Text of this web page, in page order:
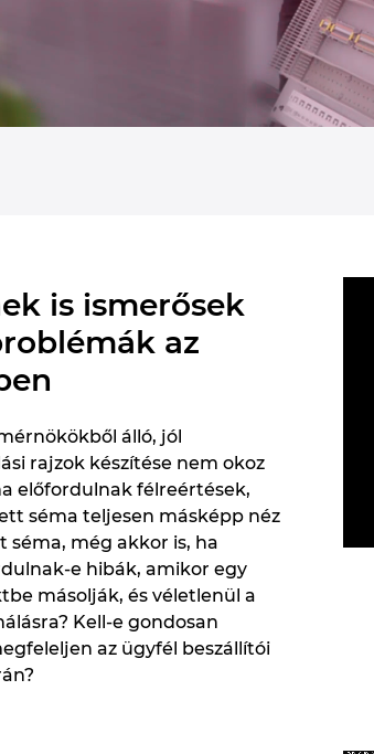
is ismerősek
az
álló, jól
rajzok készítése nem okoz
előfordulnak félreértések,
séma teljesen másképp néz
séma, még akkor is, ha
e hibák, amikor egy
másolják, és véletlenül a
Kell-e gondosan
az ügyfél beszállítói